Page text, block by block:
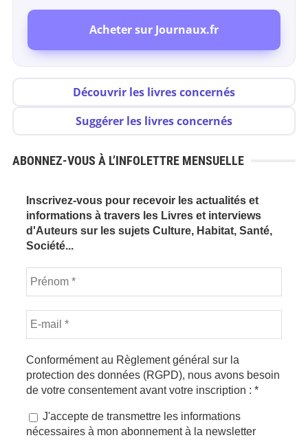
Acheter sur Journaux.fr
Découvrir les livres concernés
Suggérer les livres concernés
ABONNEZ-VOUS À L’INFOLETTRE MENSUELLE
Inscrivez-vous pour recevoir les actualités et
informations à travers les Livres et interviews
d'Auteurs sur les sujets Culture, Habitat, Santé,
Société...
Conformément au Règlement général sur la
protection des données (RGPD), nous avons besoin
de votre consentement avant votre inscription : *
J'accepte de transmettre les informations
nécessaires à mon abonnement à la newsletter